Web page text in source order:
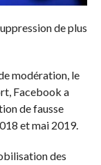
de plus
modération, le
Facebook a
de fausse
et mai 2019.
des